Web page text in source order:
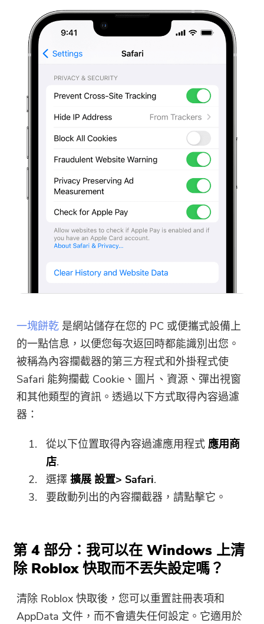
一塊餅乾 是網站儲存在您的 PC 或便攜式設備上
的一點信息，以便您每次返回時都能識別出您。
被稱為內容攔截器的第三方程式和外掛程式使
Safari 能夠攔截 Cookie、圖片、資源、彈出視窗
和其他類型的資訊。透過以下方式取得內容過濾
器：
從以下位置取得內容過濾應用程式應用商
店.
選擇擴展設置> Safari.
要啟動列出的內容攔截器，請點擊它。
第 4 部分：我可以在 Windows 上清
除 Roblox 快取而不丟失設定嗎？
清除 Roblox 快取後，您可以重置註冊表項和
AppData 文件，而不會遺失任何設定。它適用於